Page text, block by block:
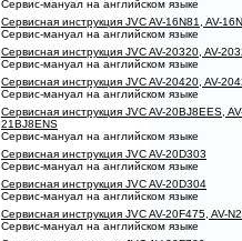
Сервис-мануал на английском языке
Сервисная инструкция JVC AV-16N81, AV-
Сервис-мануал на английском языке
Сервисная инструкция JVC AV-20320, AV-
Сервис-мануал на английском языке
Сервисная инструкция JVC AV-20420, AV-
Сервис-мануал на английском языке
Сервисная инструкция JVC AV-20BJ8EES,
21BJ8ENS
Сервис-мануал на английском языке
Сервисная инструкция JVC AV-20D303
Сервис-мануал на английском языке
Сервисная инструкция JVC AV-20D304
Сервис-мануал на английском языке
Сервисная инструкция JVC AV-20F475, AV-
Сервис-мануал на английском языке